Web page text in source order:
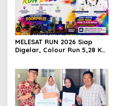
MELESAT RUN 2026 Siap
Digelar, Colour Run 5,28 Km